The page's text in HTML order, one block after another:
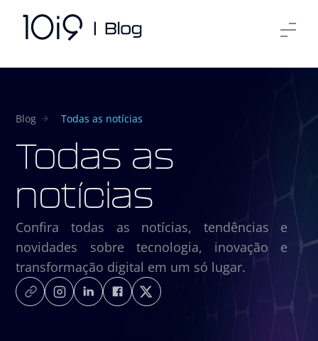
Blog Todas as notícias
Todas as
notícias
Confira todas as notícias, tendências e
novidades sobre tecnologia, inovação e
transformação digital em um só lugar.